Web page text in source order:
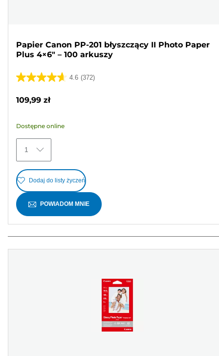
Papier Canon PP-201 błyszczący II Photo Paper
Plus 4×6" – 100 arkuszy
4.6 (372)
4.6
372
Recenzji
109,99 zł
Dostępne online
1
Dodaj do listy życzeń
POWIADOM MNIE